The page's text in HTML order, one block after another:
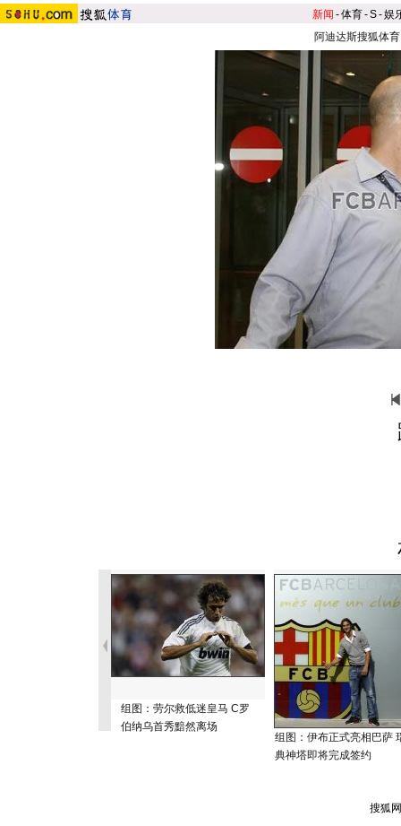
新闻 -体育-S-娱
阿迪达斯搜狐体育
组图：劳尔救低迷皇马 C罗
伯纳乌首秀黯然离场
组图：伊布正式亮相巴萨
典神塔即将完成签约